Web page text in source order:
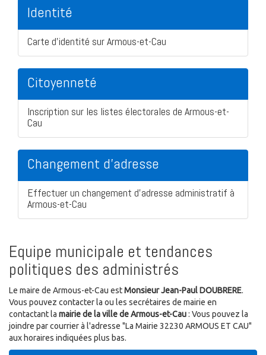
Identité
Carte d'identité sur Armous-et-Cau
Citoyenneté
Inscription sur les listes électorales de Armous-et-
Cau
Changement d'adresse
Effectuer un changement d'adresse administratif à
Armous-et-Cau
Equipe municipale et tendances
politiques des administrés
Le maire de Armous-et-Cau estMonsieur Jean-Paul DOUBRERE.
Vous pouvez contacter la ou les secrétaires de mairie en
contactant la mairie de la ville de Armous-et-Cau: Vous pouvez la
joindre par courrier à l'adresse "La Mairie 32230 ARMOUS ET CAU"
aux horaires indiquées plus bas.